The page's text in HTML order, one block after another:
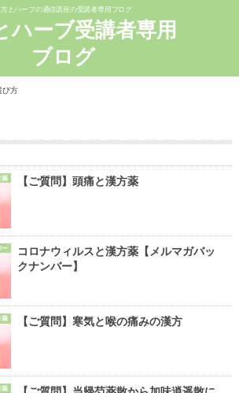
とハーブの通信講座の受講者専用ブログ
ハーブ受講者専用
ブログ
び方
薬 【ご質問】頭痛と漢方薬
ー
コロナウィルスと漢方薬【メルマガバッ
クナンバー】
薬 【ご質問】寒気と喉の痛みの漢方
薬